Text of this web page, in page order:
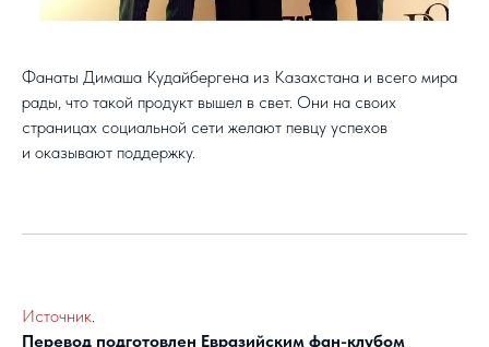
Фанаты Димаша Кудайбергена из Казахстана и всего мира
рады, что такой продукт вышел в свет. Они на своих
страницах социальной сети желают певцу успехов
и оказывают поддержку.
Источник.
Перевод подготовлен Евразийским фан-клубом